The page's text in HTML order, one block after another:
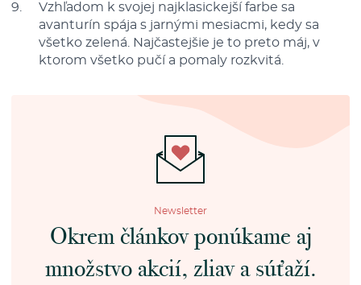
Vzhľadom k svojej najklasickejší farbe sa
avanturín spája s jarnými mesiacmi, kedy sa
všetko zelená. Najčastejšie je to preto máj, v
ktorom všetko pučí a pomaly rozkvitá.
Newsletter
Okrem článkov ponúkame aj
množstvo akcií, zliav a súťaží.